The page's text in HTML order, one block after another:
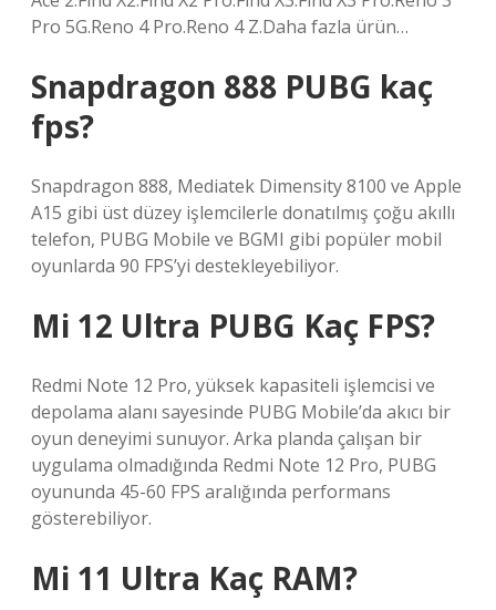
Pro 5G.Reno 4 Pro.Reno 4 Z.Daha fazla ürün…
Snapdragon 888 PUBG kaç
fps?
Snapdragon 888, Mediatek Dimensity 8100 ve Apple
A15 gibi üst düzey işlemcilerle donatılmış çoğu akıllı
telefon, PUBG Mobile ve BGMI gibi popüler mobil
oyunlarda 90 FPS’yi destekleyebiliyor.
Mi 12 Ultra PUBG Kaç FPS?
Redmi Note 12 Pro, yüksek kapasiteli işlemcisi ve
depolama alanı sayesinde PUBG Mobile’da akıcı bir
oyun deneyimi sunuyor. Arka planda çalışan bir
uygulama olmadığında Redmi Note 12 Pro, PUBG
oyununda 45-60 FPS aralığında performans
gösterebiliyor.
Mi 11 Ultra Kaç RAM?